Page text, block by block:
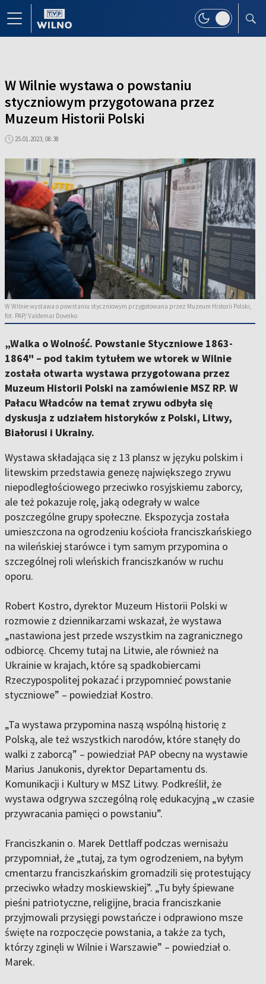
W Wilnie wystawa o powstaniu
styczniowym przygotowana przez
Muzeum Historii Polski
25.01.2023, 08:38
W Wilnie wystawa o powstaniu styczniowym przygotowana przez Muzeum Historii Polski,
fot. PAP/ Valdemar Doveiko
„Walka o Wolność. Powstanie Styczniowe 1863-
1864" – pod takim tytułem we wtorek w Wilnie
została otwarta wystawa przygotowana przez
Muzeum Historii Polski na zamówienie MSZ RP. W
Pałacu Władców na temat zrywu odbyła się
dyskusja z udziałem historyków z Polski, Litwy,
Białorusi i Ukrainy.
Wystawa składająca się z 13 plansz w języku polskim i
litewskim przedstawia genezę największego zrywu
niepodległościowego przeciwko rosyjskiemu zaborcy,
ale też pokazuje rolę, jaką odegrały w walce
poszczególne grupy społeczne. Ekspozycja została
umieszczona na ogrodzeniu kościoła franciszkańskiego
na wileńskiej starówce i tym samym przypomina o
szczególnej roli wleńskich franciszkanów w ruchu
oporu.
Robert Kostro, dyrektor Muzeum Historii Polski w
rozmowie z dziennikarzami wskazał, że wystawa
„nastawiona jest przede wszystkim na zagranicznego
odbiorcę. Chcemy tutaj na Litwie, ale również na
Ukrainie w krajach, które są spadkobiercami
Rzeczypospolitej pokazać i przypomnieć powstanie
styczniowe” – powiedział Kostro.
„Ta wystawa przypomina naszą wspólną historię z
Polską, ale też wszystkich narodów, które stanęły do
walki z zaborcą” – powiedział PAP obecny na wystawie
Marius Janukonis, dyrektor Departamentu ds.
Komunikacji i Kultury w MSZ Litwy. Podkreślił, że
wystawa odgrywa szczególną rolę edukacyjną „w czasie
przywracania pamięci o powstaniu”.
Franciszkanin o. Marek Dettlaff podczas wernisażu
przypomniał, że „tutaj, za tym ogrodzeniem, na byłym
cmentarzu franciszkańskim gromadzili się protestujący
przeciwko władzy moskiewskiej”. „Tu były śpiewane
pieśni patriotyczne, religijne, bracia franciszkanie
przyjmowali przysięgi powstańcze i odprawiono msze
święte na rozpoczęcie powstania, a także za tych,
którzy zginęli w Wilnie i Warszawie” – powiedział o.
Marek.